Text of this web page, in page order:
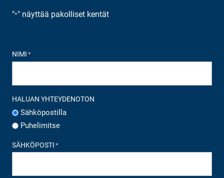
"*" näyttää pakolliset kentät
NIMI *
HALUAN YHTEYDENOTON
Sähköpostilla
Puhelimitse
SÄHKÖPOSTI *